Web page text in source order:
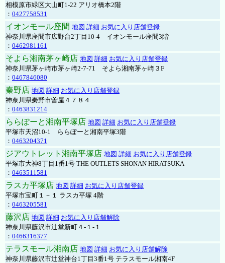
相模原市緑区大山町1-22 アリオ橋本2階
： 0427758531
イオンモール座間 地図 詳細 お気に入り店舗登録
神奈川県座間市広野台2丁目10-4 イオンモール座間3階
： 0462981161
そよら湘南茅ヶ崎店 地図 詳細 お気に入り店舗登録
神奈川県茅ヶ崎市茅ヶ崎2‐7‐71 そよら湘南茅ヶ崎３F
： 0467846080
秦野店 地図 詳細 お気に入り店舗登録
神奈川県秦野市曽屋４７８４
： 0463831214
ららぽーと湘南平塚店 地図 詳細 お気に入り店舗登録
平塚市天沼10-1 ららぽーと湘南平塚3階
： 0463204371
ジアウトレット湘南平塚店 地図 詳細 お気に入り店舗登録
平塚市大神8丁目1番1号 THE OUTLETS SHONAN HIRATSUKA
： 0463511581
ラスカ平塚店 地図 詳細 お気に入り店舗登録
平塚市宝町１－１ ラスカ平塚 4階
： 0463205581
藤沢店 地図 詳細 お気に入り店舗解除
神奈川県藤沢市辻堂新町４-１-１
： 0466316377
テラスモール湘南店 地図 詳細 お気に入り店舗解除
神奈川県藤沢市辻堂神台1丁目3番1号 テラスモール湘南4F